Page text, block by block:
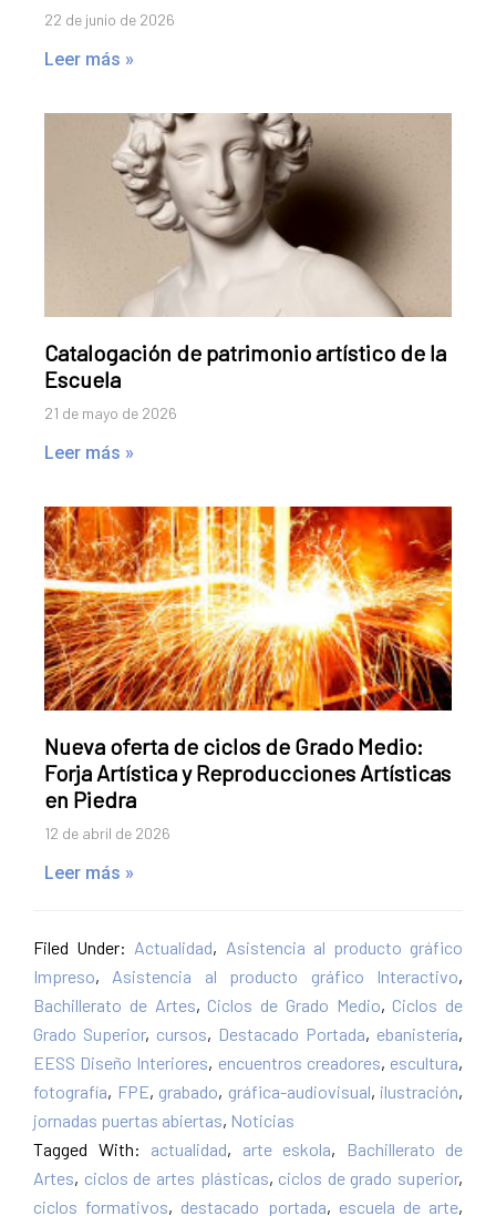
22 de junio de 2026
Leer más »
Catalogación de patrimonio artístico de la
Escuela
21 de mayo de 2026
Leer más »
Nueva oferta de ciclos de Grado Medio:
Forja Artística y Reproducciones Artísticas
en Piedra
12 de abril de 2026
Leer más »
Filed Under: Actualidad, Asistencia al producto gráfico
Impreso, Asistencia al producto gráfico Interactivo,
Bachillerato de Artes, Ciclos de Grado Medio, Ciclos de
Grado Superior, cursos, Destacado Portada, ebanistería,
EESS Diseño Interiores, encuentros creadores, escultura,
fotografía, FPE, grabado, gráfica-audiovisual, ilustración,
jornadas puertas abiertas, Noticias
Tagged With: actualidad, arte eskola,
Bachillerato de
Artes, ciclos de artes plásticas, ciclos de grado superior,
ciclos formativos, destacado portada, escuela de arte,